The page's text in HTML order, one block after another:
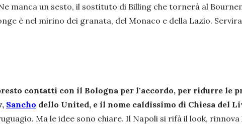
manca un sesto, il sostituto di Billing che tornerà al
è nel mirino dei granata, del Monaco e della Lazio.
contatti con il Bologna per l'accordo, per ridurre le
Sancho dello United, e il nome caldissimo di Chiesa del
Ma le idee sono chiare. Il Napoli si rifà il look,